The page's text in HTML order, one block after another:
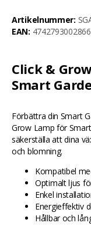
Click &
Smart
Förbättra din Smart
Grow Lamp för
säkerställa att dina
och blomning.
Kompatibel
Optimalt ljus
Enkel
Energieffektiv
Hållbar och
Artikelnummer:
EAN: 4742793002866